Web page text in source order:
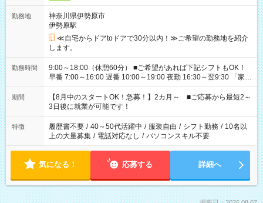
勤務地
神奈川県伊勢原市
伊勢原駅
≪自宅からドアtoドアで30分以内！≫ご希望の勤務地を紹介
します。
勤務時間
9:00～18:00（休憩60分） ■ご希望があれば下記シフトもOK！
早番 7:00～16:00 遅番 10:00～19:00 夜勤 16:30～翌9:30 「家族
と休みを合わせたい」 「余裕を持って夕飯の準備がしたい」
「できれば残業はしたくない」 など、ご希望を教えてください
ね。 ※Wワーク希望の方へ 今ご覧のお仕事で希望する勤務時間
と、もう1つのお仕事の勤務時間。 合計で週40時間を超える場
合は応募できません。
期間
【8月中のスタートOK！急募！】2カ月～ ■ご応募から最短2～
3日後に就業が可能です！
特徴 履歴書不要 / 40～50代活躍中 / 服装自由 / シフト勤務 / 10名以
上の大量募集 / 電話対応なし / パソコンスキル不要
気になる！ 応募する 詳細へ